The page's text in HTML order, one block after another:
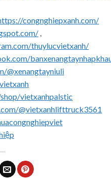
congnghiepxanh.com/
thuylucvietxanh/
@xenangtayniuli
vietxanhpalstic
@vietxanhlifttruck3561